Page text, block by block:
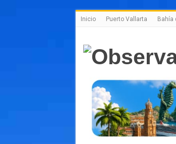
Inicio Puerto Vallarta Bahía